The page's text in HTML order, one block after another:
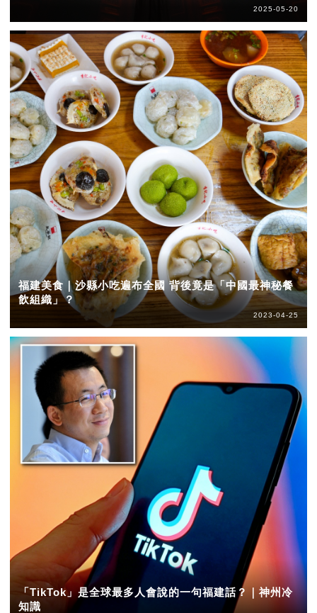
2025-05-20
福建美食｜沙縣小吃遍布全國 背後竟是「中國最神秘餐
飲組織」？
2023-04-25
「TikTok」是全球最多人會說的一句福建話？｜神州冷
知識